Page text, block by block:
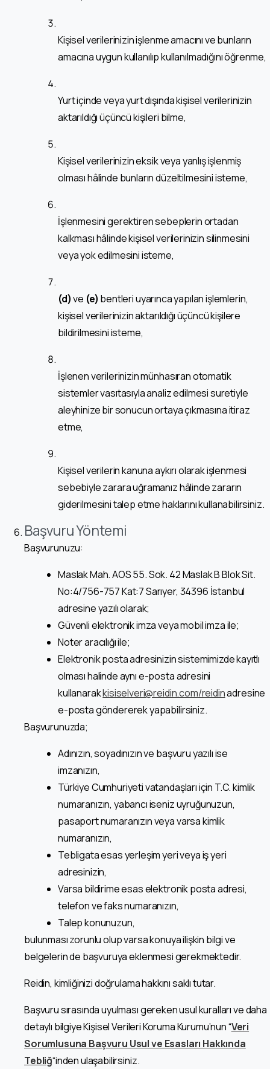
Kişisel verilerinizin işlenme amacını ve bunların
amacına uygun kullanılıp kullanılmadığını öğrenme,
Yurt içinde veya yurt dışında kişisel verilerinizin
aktarıldığı üçüncü kişileri bilme,
Kişisel verilerinizin eksik veya yanlış işlenmiş
olması hâlinde bunların düzeltilmesini isteme,
İşlenmesini gerektiren sebeplerin ortadan
kalkması hâlinde kişisel verilerinizin silinmesini
veya yok edilmesini isteme,
(d)ve (e) bentleri uyarınca yapılan işlemlerin,
kişisel verilerinizin aktarıldığı üçüncü kişilere
bildirilmesini isteme,
İşlenen verilerinizin münhasıran otomatik
sistemler vasıtasıyla analiz edilmesi suretiyle
aleyhinize bir sonucun ortaya çıkmasına itiraz
etme,
Kişisel verilerin kanuna aykırı olarak işlenmesi
sebebiyle zarara uğramanız hâlinde zararın
giderilmesini talep etme haklarını kullanabilirsiniz.
Başvuru Yöntemi
Başvurunuzu:
Maslak Mah. AOS 55. Sok. 42 Maslak B Blok Sit.
No:4/756-757 Kat:7 Sarıyer, 34396 İstanbul
adresine yazılı olarak;
Güvenli elektronik imza veya mobil imza ile;
Noter aracılığı ile;
Elektronik posta adresinizin sistemimizde kayıtlı
olması halinde aynı e-posta adresini
kullanarakkisiselveri@reidin.com/reidinadresine
e-posta göndererek yapabilirsiniz.
Başvurunuzda;
Adınızın, soyadınızın ve başvuru yazılı ise
imzanızın,
Türkiye Cumhuriyeti vatandaşları için T.C. kimlik
numaranızın, yabancı iseniz uyruğunuzun,
pasaport numaranızın veya varsa kimlik
numaranızın,
Tebligata esas yerleşim yeri veya iş yeri
adresinizin,
Varsa bildirime esas elektronik posta adresi,
telefon ve faks numaranızın,
Talep konunuzun,
bulunması zorunlu olup varsa konuya ilişkin bilgi ve
belgelerin de başvuruya eklenmesi gerekmektedir.
Reidin, kimliğinizi doğrulama hakkını saklı tutar.
Başvuru sırasında uyulması gereken usul kuralları ve daha
detaylı bilgiye Kişisel Verileri Koruma Kurumu’nun “Veri
Sorumlusuna Başvuru Usul ve Esasları Hakkında
Tebliğ“inden ulaşabilirsiniz.